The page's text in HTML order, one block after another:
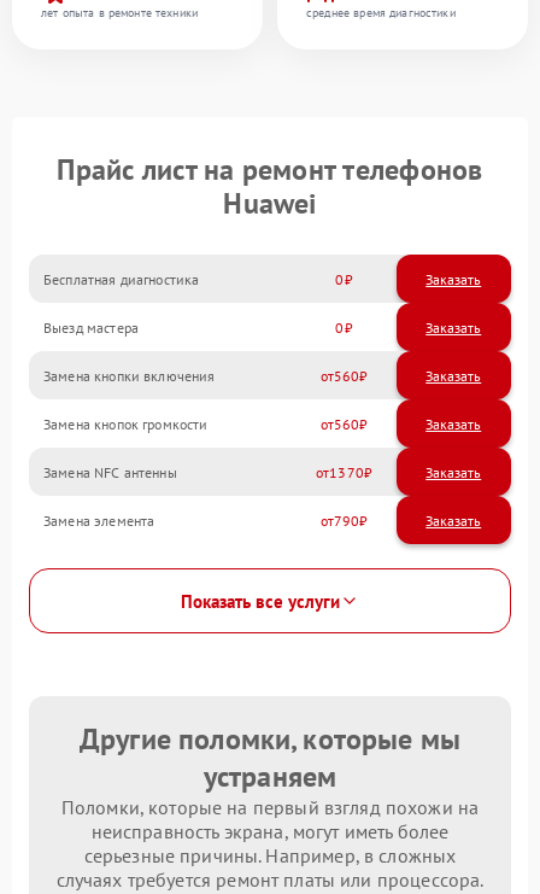
лет опыта в ремонте техники
среднее время диагностики
Прайс лист на ремонт телефонов
Huawei
Бесплатная диагностика 0 Заказать
Выезд мастера 0 Заказать
Замена кнопки включения 560
Замена кнопок громкости 560
Замена NFC антенны 1370
Замена элемента 790
Показать все услуги
Другие поломки, которые мы
устраняем
Поломки, которые на первый взгляд похожи на
неисправность экрана, могут иметь более
серьезные причины. Например, в сложных
случаях требуется ремонт платы или процессора.